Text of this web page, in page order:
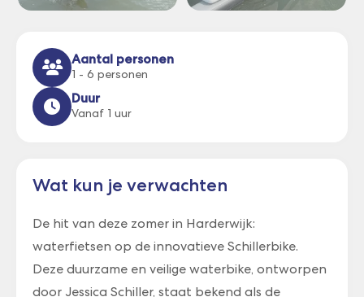
Aantal personen
1 - 6 personen
Duur
Vanaf 1 uur
Wat kun je verwachten
De hit van deze zomer in Harderwijk:
waterfietsen op de innovatieve Schillerbike.
Deze duurzame en veilige waterbike, ontworpen
door Jessica Schiller, staat bekend als de